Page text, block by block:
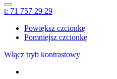
t: 71 757 29 29
Powiększ czcionkę
Pomniejsz czcionkę
Włącz tryb kontrastowy